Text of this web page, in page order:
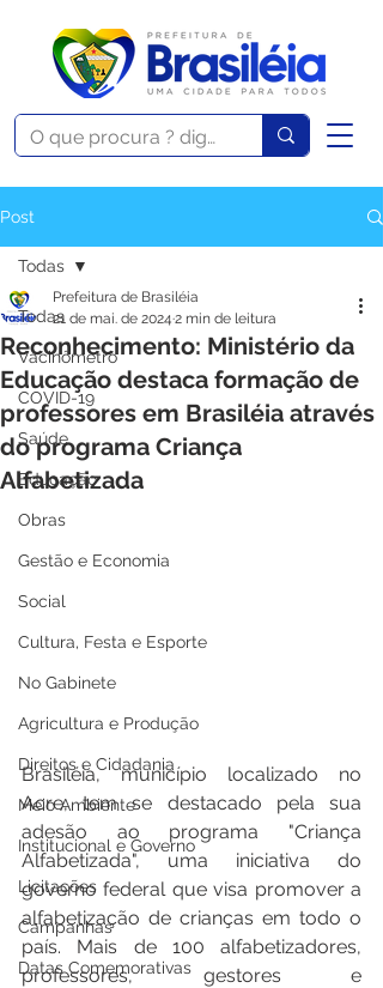
Post
Todas
Vacinômetro
COVID-19
Saúde
Educação
Obras
Gestão e Economia
Social
Cultura, Festa e Esporte
No Gabinete
Agricultura e Produção
Direitos e Cidadania
Meio Ambiente
Institucional e Governo
Licitações
Campanhas
Datas Comemorativas
Todas
Reconhecimento: Ministério da
Educação destaca formação de
professores em Brasiléia através
do programa Criança
Alfabetizada
Prefeitura de Brasiléia
21 de mai. de 2024 2 min de leitura
Brasiléia, município localizado no
Acre, tem se destacado pela sua
adesão ao programa "Criança
Alfabetizada", uma iniciativa do
governo federal que visa promover a
alfabetização de crianças em todo o
país. Mais de 100 alfabetizadores,
professores, gestores e